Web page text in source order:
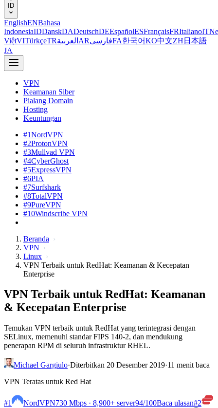
ID
EnglishENBahasa
IndonesiaIDDanskDADeutschDEEspañolESFrançaisFRItalianoIT
ViệtVITürkçeTRالعربية ARفارسیFA한국어KO中文ZH 日本語
JA
VPN
Keamanan Siber
Pialang Domain
Hosting
Keuntungan
#1NordVPN
#2ProtonVPN
#3Mullvad VPN
#4CyberGhost
#5ExpressVPN
#6PIA
#7Surfshark
#8TotalVPN
#9PureVPN
#10Windscribe VPN
Beranda
VPN
Linux
VPN Terbaik untuk RedHat: Keamanan & Kecepatan
Enterprise
VPN Terbaik untuk RedHat: Keamanan
& Kecepatan Enterprise
Temukan VPN terbaik untuk RedHat yang terintegrasi dengan
SELinux, memenuhi standar FIPS 140-2, dan mendukung
penerapan RPM di seluruh infrastruktur RHEL.
Michael Gargiulo·Diterbitkan 20 Desember 2019·11 menit baca
VPN Teratas untuk Red Hat
#1 NordVPN730 Mbps · 8,900+ server94/100Baca ulasan#2